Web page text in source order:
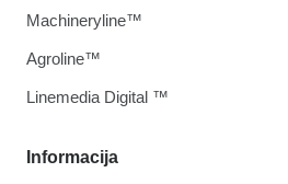
Informacija
Machineryline™
Agroline™
Linemedia Digital ™